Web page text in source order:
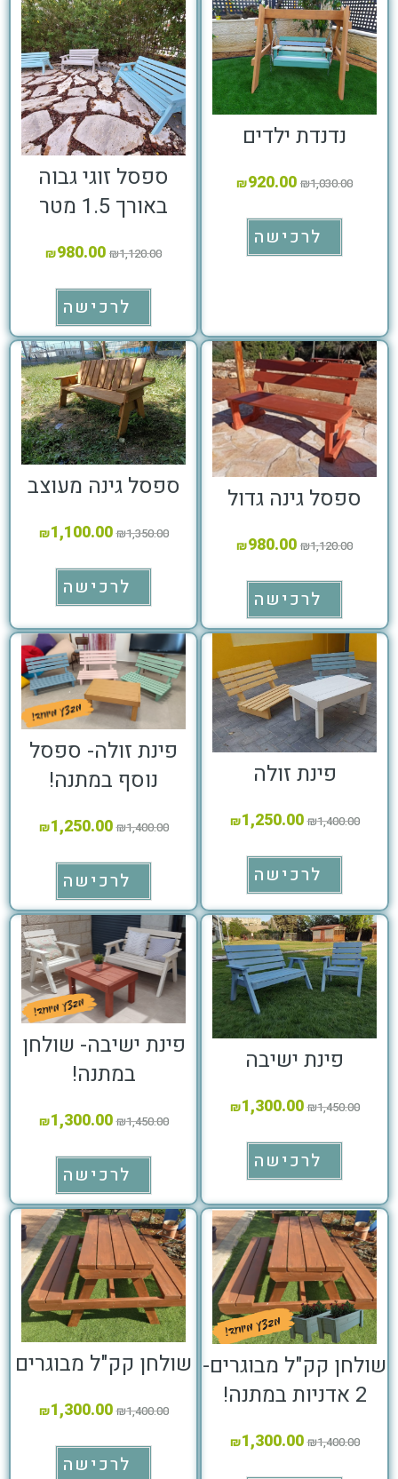
נדנדת ילדים
₪1,030.00
₪920.00
לרכישה
ספסל זוגי גבוה
באורך 1.5 מטר
₪1,120.00
₪980.00
לרכישה
ספסל גינה גדול
₪1,120.00
₪980.00
לרכישה
ספסל גינה מעוצב
₪1,350.00
₪1,100.00
לרכישה
פינת זולה
₪1,400.00
₪1,250.00
לרכישה
פינת זולה- ספסל
נוסף במתנה!
₪1,400.00
₪1,250.00
לרכישה
פינת ישיבה
₪1,450.00
₪1,300.00
לרכישה
פינת ישיבה- שולחן
במתנה!
₪1,450.00
₪1,300.00
לרכישה
שולחן קק"ל מבוגרים-
2 אדניות במתנה!
₪1,400.00
₪1,300.00
שולחן קק"ל מבוגרים
₪1,400.00
₪1,300.00
לרכישה